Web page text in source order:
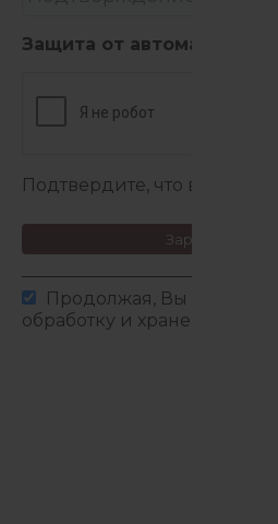
Защита от
Подтвердите, что вы не
Продолжая, Вы даете
обработку и хранение